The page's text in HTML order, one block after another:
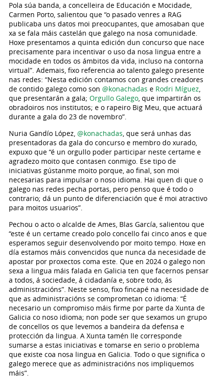
Pola súa banda, a concelleira de Educación e Mocidade,
Carmen Porto, salientou que “o pasado venres a RAG
publicaba uns datos moi preocupantes, que amosaban que
xa se fala máis castelán que galego na nosa comunidade.
Hoxe presentamos a quinta edición dun concurso que nace
precisamente para incentivar o uso da nosa lingua entre a
mocidade en todos os ámbitos da vida, incluso na contorna
virtual”. Ademais, fixo referencia ao talento galego presente
nas redes: “Nesta edición contamos con grandes creadores
de contido galego como son @konachadas e Rodri Míguez,
que presentarán a gala; Orgullo Galego, que impartirán os
obradoiros nos institutos; e o rapeiro Big Meu, que actuará
durante a gala do 23 de novembro”.
Nuria Gandío López, @konachadas, que será unhas das
presentadoras da gala do concurso e membro do xurado,
expuxo que “é un orgullo poder participar neste certame e
agradezo moito que contasen conmigo. Ese tipo de
iniciativas gústanme moito porque, ao final, son moi
necesarias para impulsar o noso idioma. Hai quen di que o
galego nas redes pecha portas, pero penso que é todo o
contrario; dá un punto de diferenciación que é moi atractivo
para moitos usuarios”.
Pechou o acto o alcalde de Ames, Blas García, salientou que
“este é un certame creado polo concello fai cinco anos e que
esperamos seguir desenvolvendo por moito tempo. Hoxe en
día estamos máis convencidos que nunca da necesidade de
apostar por proxectos coma este. Que en 2024 o galego non
sexa a lingua máis falada en Galicia ten que facernos pensar
a todos, á sociedade, á cidadanía e, sobre todo, ás
administracións”. Neste senso, fixo fincapé na necesidade de
que as administracións se comprometan co idioma: “É
necesario un compromiso máis firme por parte da Xunta de
Galicia co noso idioma; non pode ser que sexamos un grupo
de concellos os que levemos a bandeira da defensa e
protección da lingua. A Xunta tamén lle corresponde
sumarse a estas iniciativas e tomarse en serio o problema
que existe coa nosa lingua en Galicia. Todo o que significa o
galego merece que as administracións nos impliquemos
máis”.